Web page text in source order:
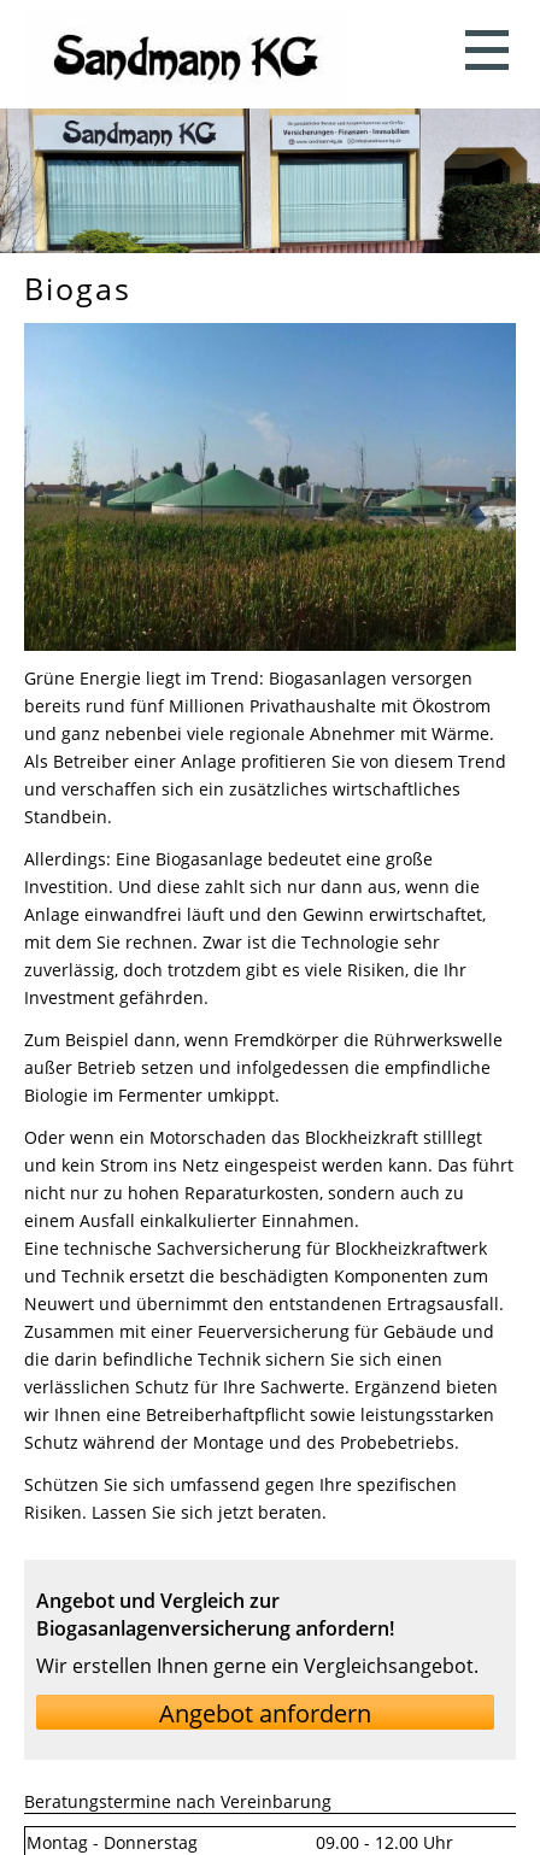
Biogas
Grüne Energie liegt im Trend: Biogasanlagen versorgen
bereits rund fünf Millionen Privathaushalte mit Ökostrom
und ganz nebenbei viele regionale Abnehmer mit Wärme.
Als Betreiber einer Anlage profitieren Sie von diesem Trend
und verschaffen sich ein zusätzliches wirtschaftliches
Standbein.
Allerdings: Eine Biogasanlage bedeutet eine große
Investition. Und diese zahlt sich nur dann aus, wenn die
Anlage einwandfrei läuft und den Gewinn erwirtschaftet,
mit dem Sie rechnen. Zwar ist die Technologie sehr
zuverlässig, doch trotzdem gibt es viele Risiken, die Ihr
Investment gefährden.
Zum Beispiel dann, wenn Fremdkörper die Rührwerkswelle
außer Betrieb setzen und infolgedessen die empfindliche
Biologie im Fermenter umkippt.
Oder wenn ein Motorschaden das Blockheizkraft stilllegt
und kein Strom ins Netz eingespeist werden kann. Das führt
nicht nur zu hohen Reparaturkosten, sondern auch zu
einem Ausfall einkalkulierter Einnahmen.
Eine technische Sachversicherung für Blockheizkraftwerk
und Technik ersetzt die beschädigten Komponenten zum
Neuwert und übernimmt den entstandenen Ertragsausfall.
Zusammen mit einer Feuerversicherung für Gebäude und
die darin befindliche Technik sichern Sie sich einen
verlässlichen Schutz für Ihre Sachwerte. Ergänzend bieten
wir Ihnen eine Betreiberhaftpflicht sowie leistungsstarken
Schutz während der Montage und des Probebetriebs.
Schützen Sie sich umfassend gegen Ihre spezifischen
Risiken. Lassen Sie sich jetzt beraten.
Angebot und Vergleich zur
Biogasanlagenversicherung anfordern!
Wir erstellen Ihnen gerne ein Vergleichsangebot.
Angebot anfordern
Beratungstermine nach Vereinbarung
Montag - Donnerstag
09.00 - 12.00 Uhr